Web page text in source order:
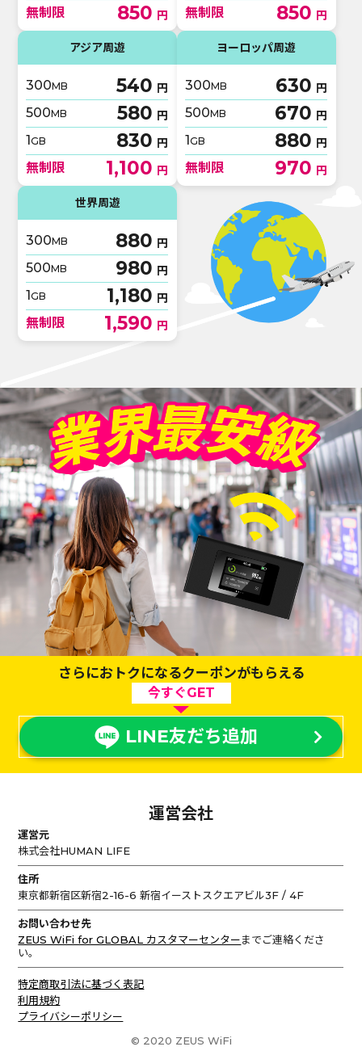
無制限 850 円 無制限 850 円
アジア周遊
300MB 540 円
500MB 580 円
1GB 830 円
無制限 1,100 円
ヨーロッパ周遊
300MB 630 円
500MB 670 円
1GB 880 円
無制限 970 円
世界周遊
300MB 880 円
500MB 980 円
1GB 1,180 円
無制限 1,590 円
さらにおトクになるクーポンがもらえる
今すぐGET
LINE友だち追加
運営会社
運営元
株式会社HUMAN LIFE
住所
東京都新宿区新宿2-16-6 新宿イーストスクエアビル3F / 4F
お問い合わせ先
ZEUS WiFi for GLOBAL カスタマーセンターまでご連絡くださ
い。
特定商取引法に基づく表記
利用規約
プライバシーポリシー
© 2020 ZEUS WiFi